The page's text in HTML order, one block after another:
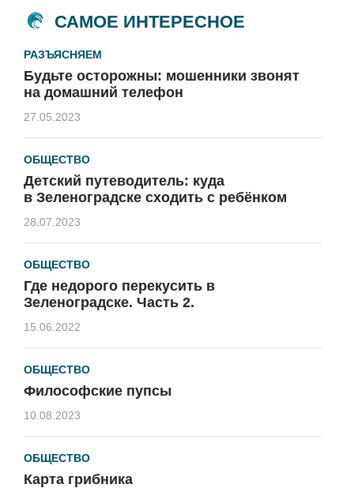
САМОЕ ИНТЕРЕСНОЕ
РАЗЪЯСНЯЕМ
Будьте осторожны: мошенники звонят
на домашний телефон
27.05.2023
ОБЩЕСТВО
Детский путеводитель: куда
в Зеленоградске сходить с ребёнком
28.07.2023
ОБЩЕСТВО
Где недорого перекусить в
Зеленоградске. Часть 2.
15.06.2022
ОБЩЕСТВО
Философские пупсы
10.08.2023
ОБЩЕСТВО
Карта грибника